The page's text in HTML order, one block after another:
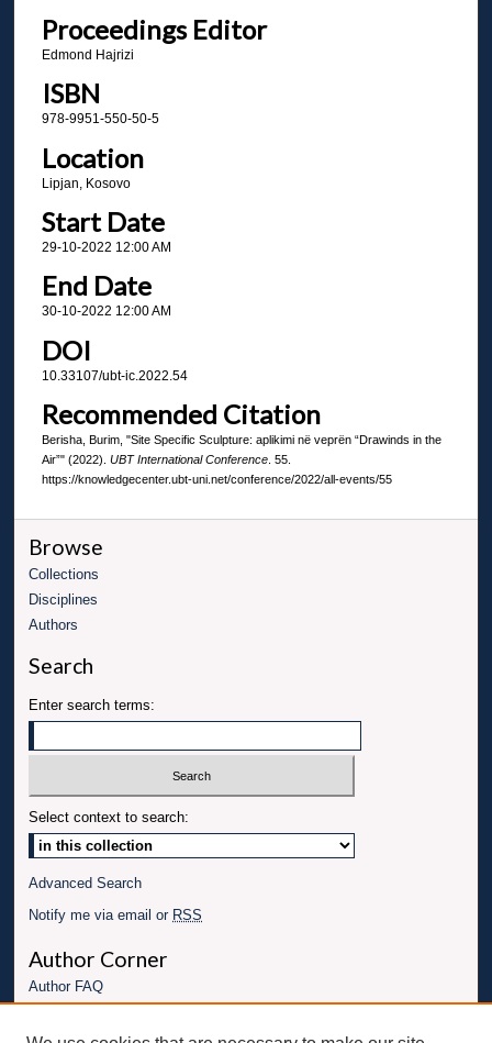
Proceedings Editor
Edmond Hajrizi
ISBN
978-9951-550-50-5
Location
Lipjan, Kosovo
Start Date
29-10-2022 12:00 AM
End Date
30-10-2022 12:00 AM
DOI
10.33107/ubt-ic.2022.54
Recommended Citation
Berisha, Burim, "Site Specific Sculpture: aplikimi në veprën “Drawinds in the
Air”" (2022). UBT International Conference. 55.
https://knowledgecenter.ubt-uni.net/conference/2022/all-events/55
Browse
Collections
Disciplines
Authors
Search
Enter search terms:
Select context to search:
Advanced Search
Notify me via email or RSS
Author Corner
Author FAQ